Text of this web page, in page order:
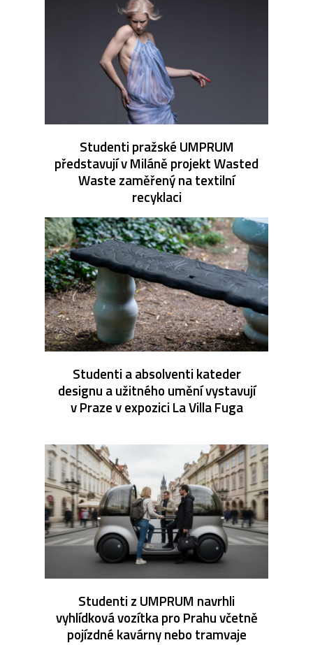
Studenti pražské UMPRUM
představují v Miláně projekt Wasted
Waste zaměřený na textilní
recyklaci
Studenti a absolventi kateder
designu a užitného umění vystavují
v Praze v expozici La Villa Fuga
Studenti z UMPRUM navrhli
vyhlídková vozítka pro Prahu včetně
pojízdné kavárny nebo tramvaje